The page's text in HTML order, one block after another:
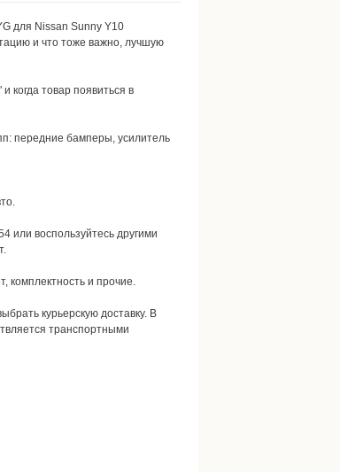
для Nissan Sunny Y10
и что тоже важно, лучшую
когда товар появиться в
передние бамперы, усилитель
или воспользуйтесь другими
комплектность и прочие.
курьерскую доставку. В
транспортными